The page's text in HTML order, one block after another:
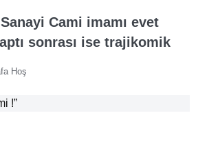
Cami imamı evet
sonrası ise trajikomik
Hoş